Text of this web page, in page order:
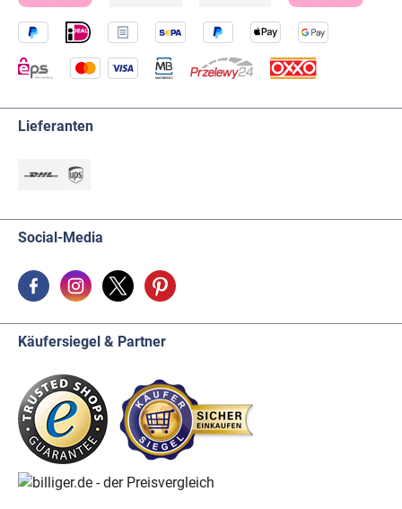
Lieferanten
Social-Media
Käufersiegel & Partner